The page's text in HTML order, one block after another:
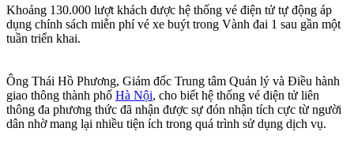
Khoảng 130.000 lượt khách được hệ thống vé điện tử tự động áp
dụng chính sách miễn phí vé xe buýt trong Vành đai 1 sau gần một
tuần triển khai.
Ông Thái Hồ Phương, Giám đốc Trung tâm Quản lý và Điều hành
giao thông thành phố Hà Nội, cho biết hệ thống vé điện tử liên
thông đa phương thức đã nhận được sự đón nhận tích cực từ người
dân nhờ mang lại nhiều tiện ích trong quá trình sử dụng dịch vụ.